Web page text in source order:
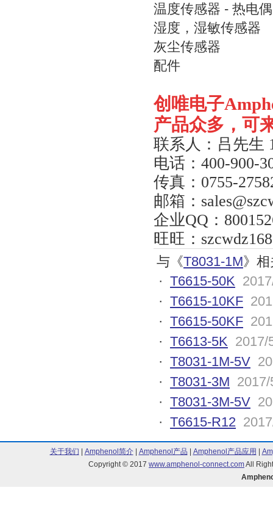
温度传感器 - 热电
湿度，湿敏传感器
灰尘传感器
配件
创唯电子
产品众多，可
联系人：吕先生
电话： 400-900-
传真： 0755-
邮箱：
企业QQ ：
旺旺：
与《T8031-1M》
· T6615-50K
· T6615-10KF
· T6615-50KF
· T6613-5K 2017/
· T8031-1M-5V
· T8031-3M
· T8031-3M-5V
· T6615-R12
关于我们 Amphenol简介| Amphenol产品 Amphenol产品应用
Copyright © 2017 www.amphenol-connect.comAll